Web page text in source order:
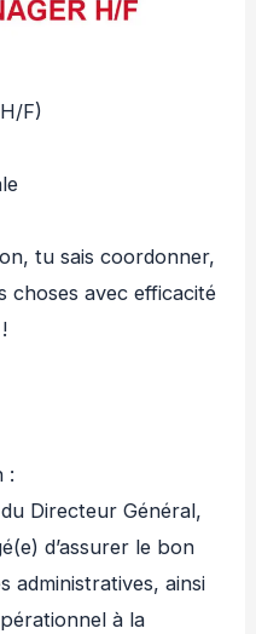
F)
tu sais coordonner,
choses avec efficacité
:
Directeur Général,
d’assurer le bon
administratives, ainsi
à la